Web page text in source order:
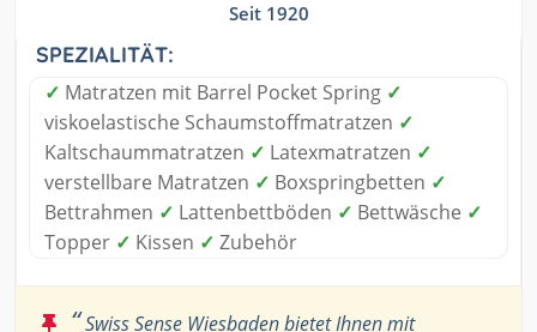
Seit 1920
SPEZIALITÄT:
✓ Matratzen mit Barrel Pocket Spring ✓
viskoelastische Schaumstoffmatratzen ✓
Kaltschaummatratzen ✓ Latexmatratzen ✓
verstellbare Matratzen ✓ Boxspringbetten ✓
Bettrahmen ✓ Lattenbettböden ✓ Bettwäsche ✓
Topper ✓ Kissen ✓ Zubehör
“Swiss Sense Wiesbaden bietet Ihnen mit